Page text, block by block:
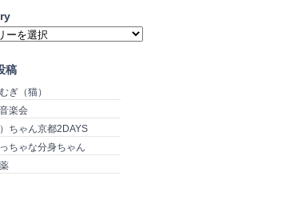
稿
ぎ（猫）
楽会
ちゃん京都2DAYS
ちゃな分身ちゃん